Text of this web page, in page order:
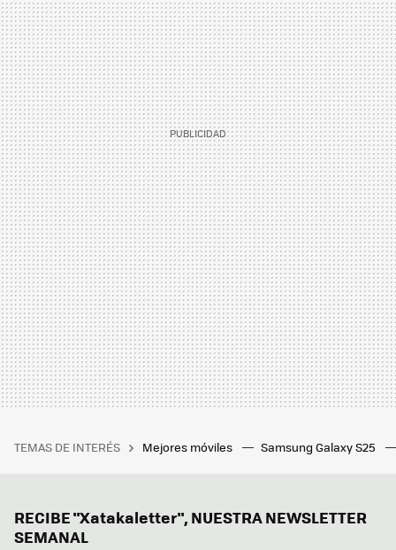
TEMAS DE INTERÉS Mejores móviles Samsung Galaxy S25
RECIBE "Xatakaletter", NUESTRA NEWSLETTER
SEMANAL